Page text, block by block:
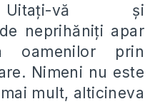
Uitați-vă și
neprihăniți apar
oamenilor prin
Nimeni nu este
mult, alticineva